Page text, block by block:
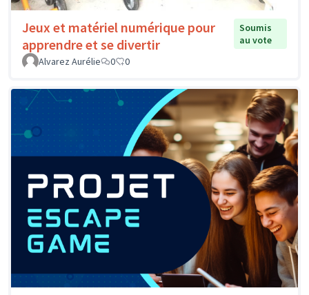
Jeux et matériel numérique pour
apprendre et se divertir
Soumis
au vote
Alvarez Aurélie
0 0